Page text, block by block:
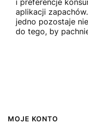
i preferencje
aplikacji
jedno pozostaje
do tego, by
Linki w stopce
MOJE KONTO